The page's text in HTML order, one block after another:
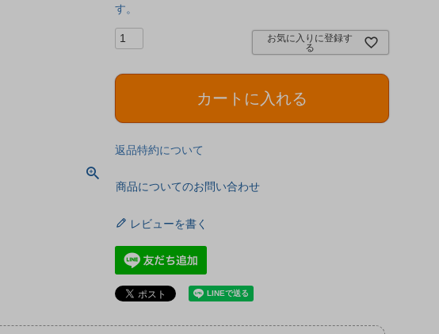
す。
お気に入りに登録す
る
カートに入れる
返品特約について
商品についてのお問い合わせ
レビューを書く